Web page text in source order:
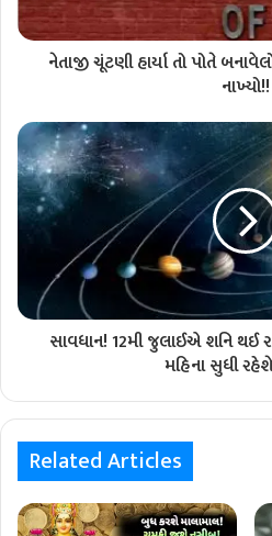
નેતાજી ચૂંટણી હાર્યા તો પોતે
નાખ્યો!!
સાવધાન! 12મી જુલાઈએ શનિ થઈ
મહિના સુધી
Related Articles